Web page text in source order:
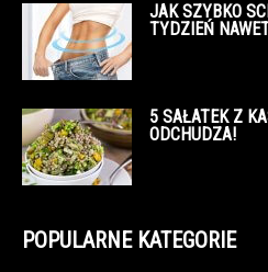
JAK SZYBKO
TYDZIEŃ
5 SAŁATEK Z
ODCHUDZA!
POPULARNE KATEGORIE